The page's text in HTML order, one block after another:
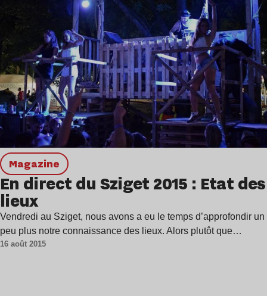
magazine
En direct du Sziget 2015 : Etat des
lieux
Vendredi au Sziget, nous avons a eu le temps d’approfondir un
peu plus notre connaissance des lieux. Alors plutôt que…
16 août 2015